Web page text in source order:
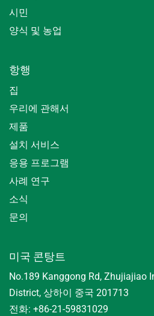
시민
양식 및 농업
항행
집
우리에 관해서
제품
설치 서비스
응용 프로그램
사례 연구
소식
문의
미국 콘탕트
No.189 Kanggong Rd, Zhujiajiao
District, 상하이 중국 201713
전화: +86-21-59831029